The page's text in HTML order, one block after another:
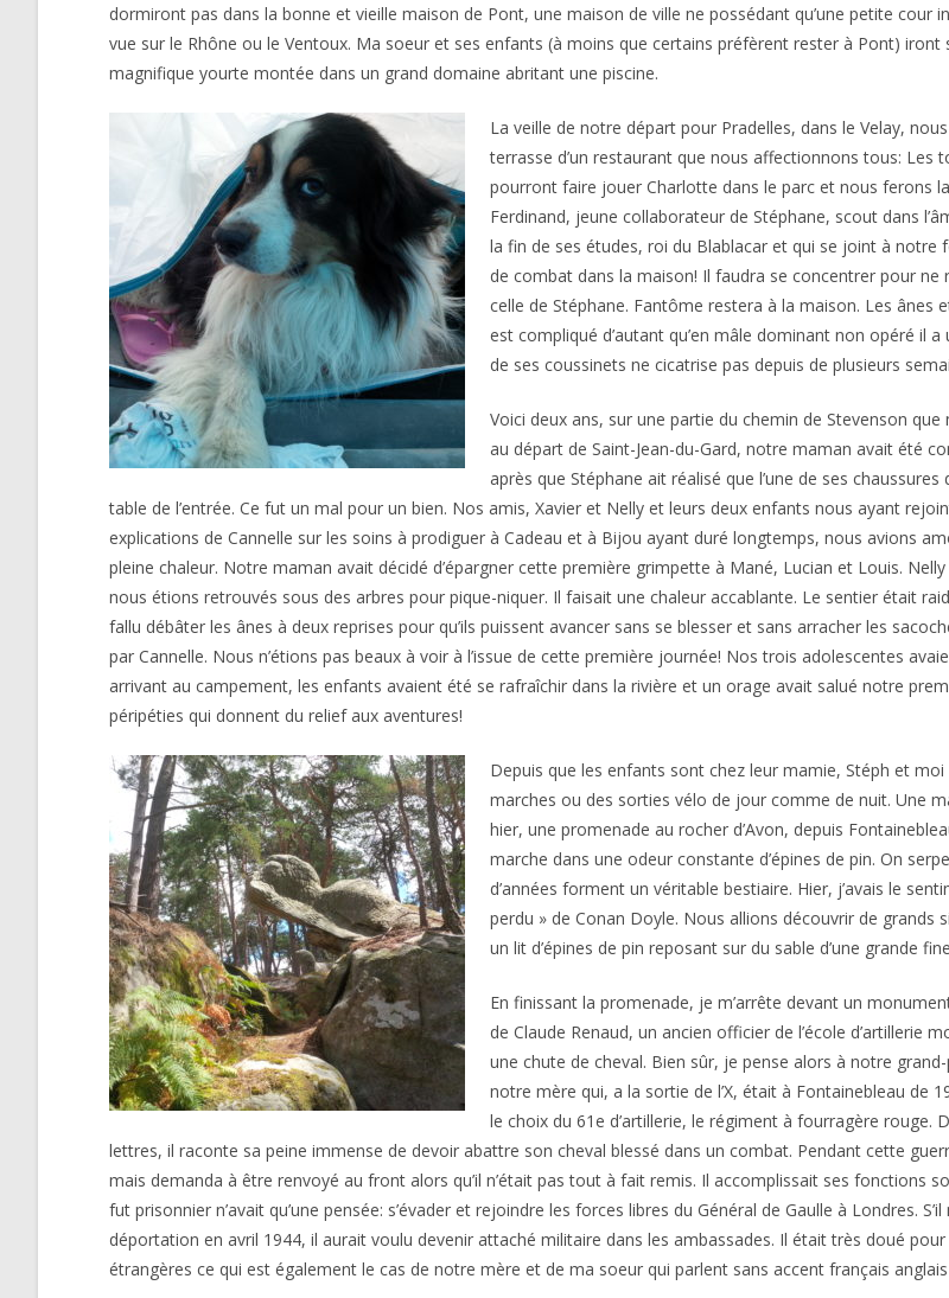
dormiront pas dans la bonne et vieille maison de Pont, une maison de ville ne possédant qu’une petite cour
vue sur le Rhône ou le Ventoux. Ma soeur et ses enfants (à moins que certains préfèrent rester à Pont) iront
magnifique yourte montée dans un grand domaine abritant une piscine.
La veille de notre départ pour Pradelles, dans le Velay,
terrasse d’un restaurant que nous affectionnons tous: Les
pourront faire jouer Charlotte dans le parc et nous ferons
Ferdinand, jeune collaborateur de Stéphane, scout dans
la fin de ses études, roi du Blablacar et qui se joint à notre
de combat dans la maison! Il faudra se concentrer pour
celle de Stéphane. Fantôme restera à la maison. Les
est compliqué d’autant qu’en mâle dominant non opéré il
de ses coussinets ne cicatrise pas depuis de plusieurs
Voici deux ans, sur une partie du chemin de Stevenson que
au départ de Saint-Jean-du-Gard, notre maman avait été
après que Stéphane ait réalisé que l’une de ses
table de l’entrée. Ce fut un mal pour un bien. Nos amis, Xavier et Nelly et leurs deux enfants nous ayant
explications de Cannelle sur les soins à prodiguer à Cadeau et à Bijou ayant duré longtemps, nous avions
pleine chaleur. Notre maman avait décidé d’épargner cette première grimpette à Mané, Lucian et Louis. Nelly
nous étions retrouvés sous des arbres pour pique-niquer. Il faisait une chaleur accablante. Le sentier était
fallu débâter les ânes à deux reprises pour qu’ils puissent avancer sans se blesser et sans arracher les
par Cannelle. Nous n’étions pas beaux à voir à l’issue de cette première journée! Nos trois adolescentes
arrivant au campement, les enfants avaient été se rafraîchir dans la rivière et un orage avait salué notre
péripéties qui donnent du relief aux aventures!
Depuis que les enfants sont chez leur mamie, Stéph et
marches ou des sorties vélo de jour comme de nuit. Une
hier, une promenade au rocher d’Avon, depuis
marche dans une odeur constante d’épines de pin. On
d’années forment un véritable bestiaire. Hier, j’avais le
perdu » de Conan Doyle. Nous allions découvrir de
un lit d’épines de pin reposant sur du sable d’une grande
En finissant la promenade, je m’arrête devant un
de Claude Renaud, un ancien officier de l’école d’artillerie
une chute de cheval. Bien sûr, je pense alors à notre
notre mère qui, a la sortie de l’X, était à Fontainebleau de
le choix du 61e d’artillerie, le régiment à fourragère rouge.
lettres, il raconte sa peine immense de devoir abattre son cheval blessé dans un combat. Pendant cette
mais demanda à être renvoyé au front alors qu’il n’était pas tout à fait remis. Il accomplissait ses fonctions
fut prisonnier n’avait qu’une pensée: s’évader et rejoindre les forces libres du Général de Gaulle à Londres.
déportation en avril 1944, il aurait voulu devenir attaché militaire dans les ambassades. Il était très doué pour
étrangères ce qui est également le cas de notre mère et de ma soeur qui parlent sans accent français